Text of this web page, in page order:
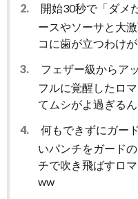
2.
開始30秒で「ダメ
ースやソーサと大
コに歯が立つわけ
3.
フェザー級からア
フルに覚醒したロ
てムシがよ過ぎる
4.
何もできずにガー
いパンチをガード
チで吹き飛ばすロ
ww